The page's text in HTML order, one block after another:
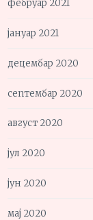
фебруар 2021
јануар 2021
децембар 2020
септембар 2020
август 2020
јул 2020
јун 2020
мај 2020